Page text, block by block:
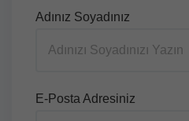
Adınız Soyadınız
E-Posta Adresiniz